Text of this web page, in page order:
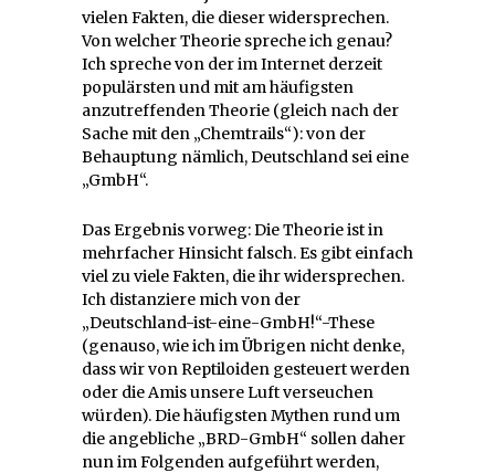
vielen Fakten, die dieser widersprechen.
Von welcher Theorie spreche ich genau?
Ich spreche von der im Internet derzeit
populärsten und mit am häufigsten
anzutreffenden Theorie (gleich nach der
Sache mit den „Chemtrails“): von der
Behauptung nämlich, Deutschland sei eine
„GmbH“.
Das Ergebnis vorweg: Die Theorie ist in
mehrfacher Hinsicht falsch. Es gibt einfach
viel zu viele Fakten, die ihr widersprechen.
Ich distanziere mich von der
„Deutschland-ist-eine-GmbH!“-These
(genauso, wie ich im Übrigen nicht denke,
dass wir von Reptiloiden gesteuert werden
oder die Amis unsere Luft verseuchen
würden). Die häufigsten Mythen rund um
die angebliche „BRD-GmbH“ sollen daher
nun im Folgenden aufgeführt werden,